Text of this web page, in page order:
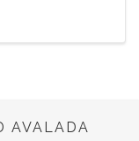
AVALADA